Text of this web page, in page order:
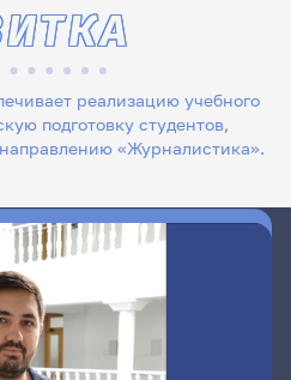
реализацию учебного
подготовку студентов,
«Журналистика».